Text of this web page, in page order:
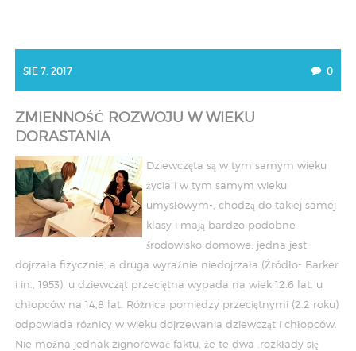
SIE 7, 2017 0
ZMIENNOŚĆ ROZWOJU W WIEKU
DORASTANIA
Dziewczęta są w tym samym wieku
życia i w tym samym wieku
umysłowym-, chodzą do takiej samej
klasy i mają bardzo podobne
środowisko domowe: jedna jest
dojrzała fizycznie, a druga wyraźnie niedojrzała (Źródło- Barker
i in., 1953). u dziewcząt przeciętna wypada na wiek 12.6 lat. u
chłopców na 14,8 lat. Różnica pomiędzy przeciętnymi (2.2 roku)
odpowiada różnicy w wieku dojrzewania dziewcząt i chłopców.
Nie można jednak zignorować faktu, że te dwa .rozkłady się